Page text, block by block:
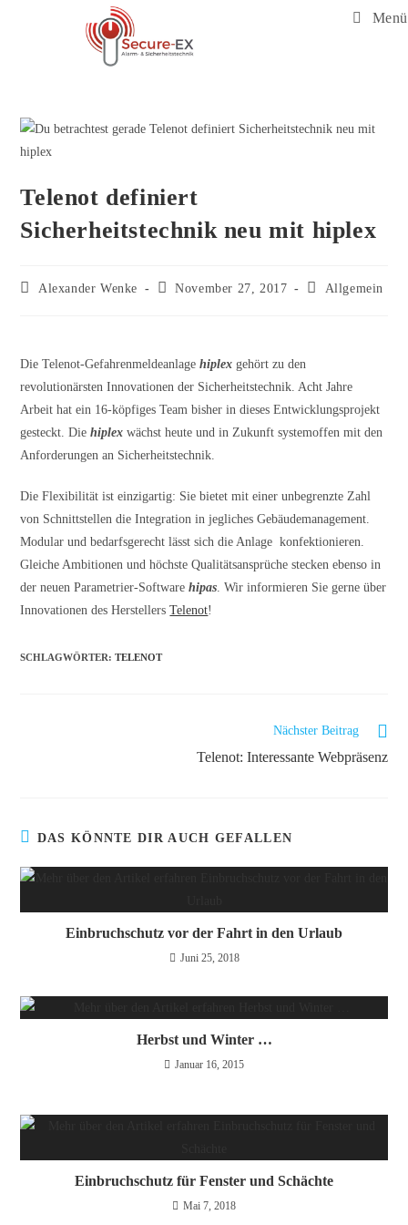
Menü
Telenot definiert
Sicherheitstechnik neu mit hiplex
Alexander Wenke November 27, 2017 Allgemein
Die Telenot-Gefahrenmeldeanlagehiplex gehört zu den
revolutionärsten Innovationen der Sicherheitstechnik. Acht Jahre
Arbeit hat ein 16-köpfiges Team bisher in dieses Entwicklungsprojekt
gesteckt. Diehiplex wächst heute und in Zukunft systemoffen mit den
Anforderungen an Sicherheitstechnik.
Die Flexibilität ist einzigartig: Sie bietet mit einer unbegrenzte Zahl
von Schnittstellen die Integration in jegliches Gebäudemanagement.
Modular und bedarfsgerecht lässt sich die Anlage konfektionieren.
Gleiche Ambitionen und höchste Qualitätsansprüche stecken ebenso in
der neuen Parametrier-Softwarehipas. Wir informieren Sie gerne über
Innovationen des HerstellersTelenot!
SCHLAGWÖRTER:TELENOT
Nächster Beitrag
Telenot: Interessante Webpräsenz
DAS KÖNNTE DIR AUCH GEFALLEN
Einbruchschutz vor der Fahrt in den Urlaub
Juni 25, 2018
Herbst und Winter …
Januar 16, 2015
Einbruchschutz für Fenster und Schächte
Mai 7, 2018